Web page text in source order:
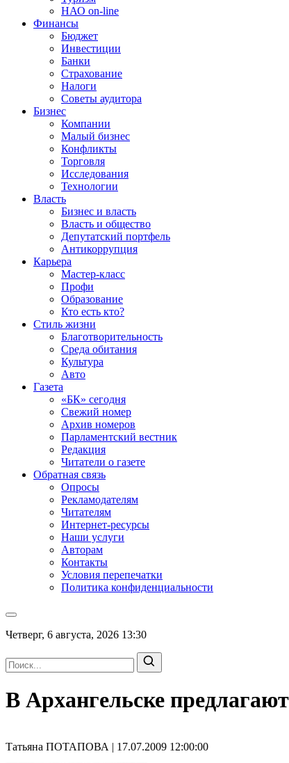
НАО on-line
Финансы
Бюджет
Инвестиции
Банки
Страхование
Налоги
Советы аудитора
Бизнес
Компании
Малый бизнес
Конфликты
Торговля
Исследования
Технологии
Власть
Бизнес и власть
Власть и общество
Депутатский портфель
Антикоррупция
Карьера
Мастер-класс
Профи
Образование
Кто есть кто?
Стиль жизни
Благотворительность
Среда обитания
Культура
Авто
Газета
«БК» сегодня
Свежий номер
Архив номеров
Парламентский вестник
Редакция
Читатели о газете
Обратная связь
Опросы
Рекламодателям
Читателям
Интернет-ресурсы
Наши услуги
Авторам
Контакты
Условия перепечатки
Политика конфиденциальности
Четверг, 6 августа, 2026 13:30
В Архангельске
Татьяна ПОТАПОВА | 17.07.2009 12:00:00